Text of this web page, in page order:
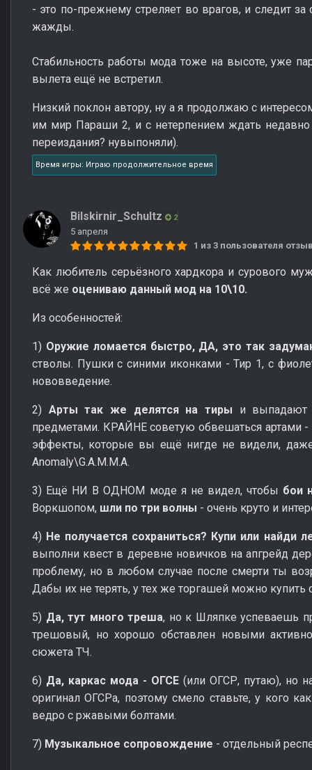
- это по-прежнему стреляет во врагов, и следит за
жажды.
Стабильность работы мода тоже на высоте, уже
вылета ещё не встретил.
Низкий поклон автору, ну а я продолжаю с
им мир Параши 2, и с нетерпением ждать недавно
переиздания? нувыпоняли).
Время игры: Играю продолжительное время
Bilskirnir_Schultz 2
5 апреля
1 из 3 пользователя
Как любитель серьёзного хардкора и сурового
всё же оцениваю данный мод на 10\10.
Из особенностей:
1) Оружие ломается быстро, ДА, это так
стволы. Пушки с синими иконками - Тир 1, с
нововведение.
2) Арты так же делятся на тиры и выпадают
предметами. КРАЙНЕ советую обвешаться артами
эффекты, которые вы ещё нигде не видели,
Anomaly\G.A.M.M.A.
3) Ещё НИ В ОДНОМ моде я не видел, чтобы бои
Воркшопом, шли по три волны - очень круто и
4) Не получается сохраниться? Купи или найди
выполни квест в деревне новичков на апгрейд
проблему, но в любом случае после смерти ты
Дабы их не терять, у тех же торгашей можно купить
5) Да, тут много треша, но к Шляпке успеваешь
трешовый, но хорошо обставлен новыми
сюжета ТЧ.
6) Да, каркас мода - ОГСЕ (или ОГСР, путаю), но
оригинал ОГСРа, поэтому смело ставьте, у кого
ведро с ржавыми болтами.
7) Музыкальное сопровождение - отдельный